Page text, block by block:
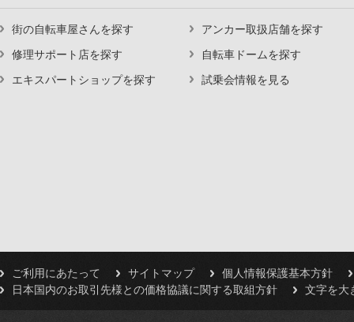
街の自転車屋さんを探す
修理サポート店を探す
エキスパートショップを探す
アンカー取扱店舗を探す
自転車ドームを探す
試乗会情報を見る
ご利用にあたって サイトマップ
個人情報保護基本方針
日本国内のお取引先様との価格協議に関する取組方針
文字を大